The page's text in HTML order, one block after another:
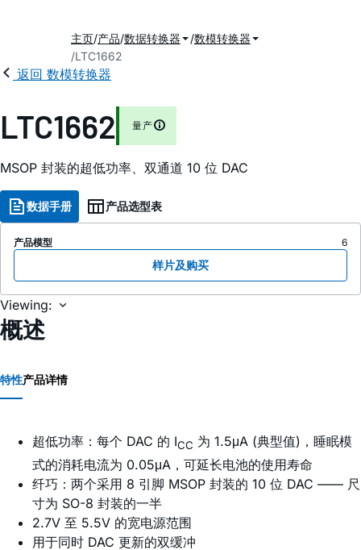
主页 产品 数据转换器
数模转换器
LTC1662
返回 数模转换器
LTC1662 量产
MSOP 封装的超低功率、双通道 10 位 DAC
数据手册 产品选型表
产品模型 6
样片及购买
Viewing:
概述
特性产品详情
超低功率：每个 DAC 的 ICC 为 1.5μA (典型值)，睡眠模
式的消耗电流为 0.05μA，可延长电池的使用寿命
纤巧：两个采用 8 引脚 MSOP 封装的 10 位 DAC —— 尺
寸为 SO-8 封装的一半
2.7V 至 5.5V 的宽电源范围
用于同时 DAC 更新的双缓冲